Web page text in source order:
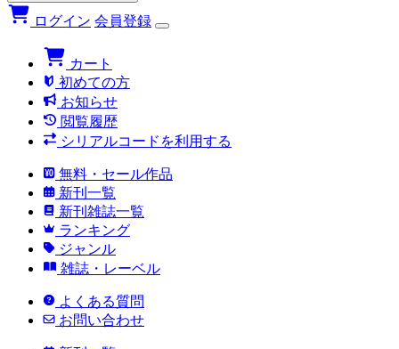
ログイン 会員登録
カート
初めての方
お知らせ
閲覧履歴
シリアルコードを利用する
無料・セール作品
新刊一覧
新刊雑誌一覧
ランキング
ジャンル
雑誌・レーベル
よくある質問
お問い合わせ